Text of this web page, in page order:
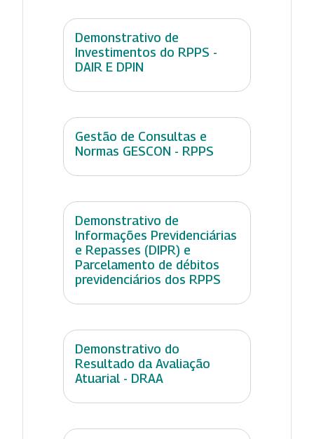
Demonstrativo de
Investimentos do RPPS -
DAIR E DPIN
Gestão de Consultas e
Normas GESCON - RPPS
Demonstrativo de
Informações Previdenciárias
e Repasses (DIPR) e
Parcelamento de débitos
previdenciários dos RPPS
Demonstrativo do
Resultado da Avaliação
Atuarial - DRAA